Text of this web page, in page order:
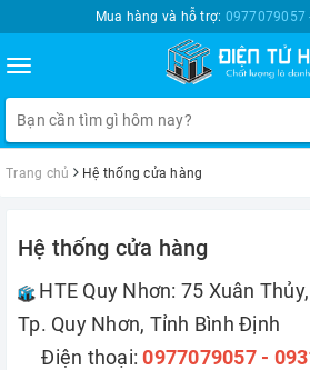
Mua hàng và hỗ trợ: 0977079057
Toggle
navigation
Trang chủ Hệ thống cửa hàng
Hệ thống cửa hàng
HTE Quy Nhơn: 75 Xuân
Tp. Quy Nhơn, Tỉnh Bình Định
Điện thoại:0977079057 -